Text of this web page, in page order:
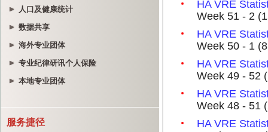
人口及健康统计
数据共享
海外专业团体
专业纪律研讯个人保险
本地专业团体
服务捷径